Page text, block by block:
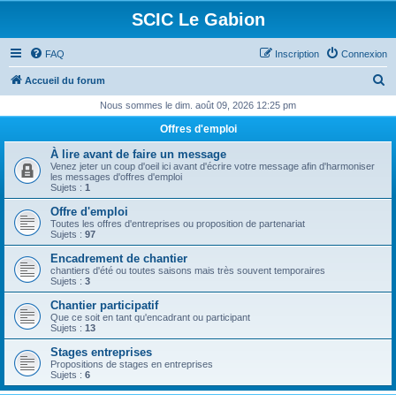
SCIC Le Gabion
FAQ Connexion
Inscription
Accueil du forum
h
e
Nous sommes le dim. août 09, 2026 12:25 pm
Offres d'emploi
À lire avant de faire un message
Venez jeter un coup d'oeil ici avant d'écrire votre message afin d'harmoniser
les messages d'offres d'emploi
Sujets : 1
Offre d'emploi
Toutes les offres d'entreprises ou proposition de partenariat
Sujets : 97
Encadrement de chantier
chantiers d'été ou toutes saisons mais très souvent temporaires
Sujets : 3
Chantier participatif
Que ce soit en tant qu'encadrant ou participant
Sujets : 13
Stages entreprises
Propositions de stages en entreprises
Sujets : 6